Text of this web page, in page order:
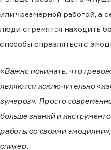
или чрезмерной работой, а
люди стремятся находить
способы справляться с
«Важно понимать, что
являются исключительно
зумеров». Просто
больше знаний и
работы со своими
спикер.